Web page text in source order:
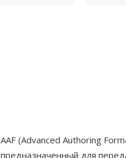
AAF (Advanced Authoring
предназначенный для